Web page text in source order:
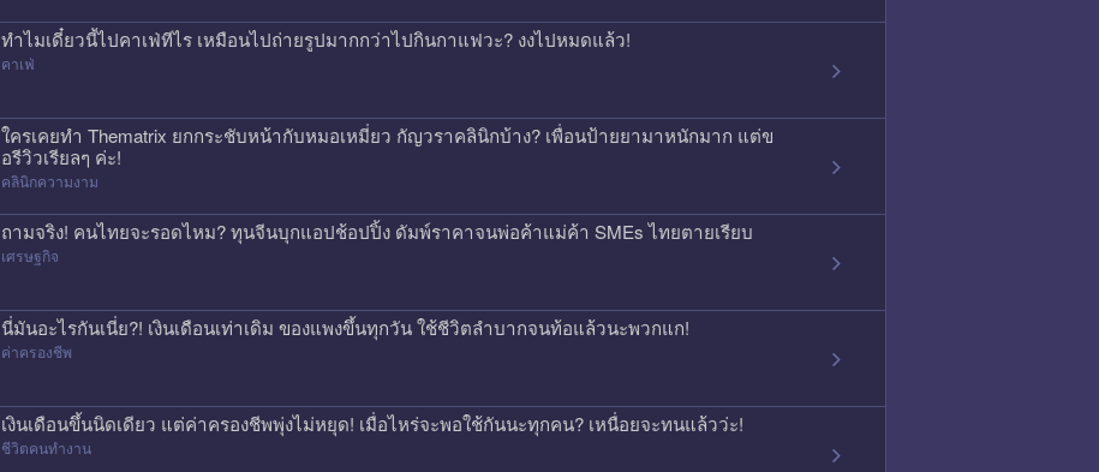
ทำไมเดี๋ยวนี้ไปคาเฟ่ทีไร เหมือนไปถ่ายรูปมากกว่าไปกินกาแฟวะ? งงไปหมดแล้ว!
คาเฟ่
ใครเคยทำ Thematrix ยกกระชับหน้ากับหมอเหมี่ยว กัญวราคลินิกบ้าง? เพื่อนป้ายยามาหนักมาก แต่ข
อรีวิวเรียลๆ ค่ะ!
คลินิกความงาม
ถามจริง! คนไทยจะรอดไหม? ทุนจีนบุกแอปช้อปปิ้ง ดัมพ์ราคาจนพ่อค้าแม่ค้า SMEs ไทยตายเรียบ
เศรษฐกิจ
นี่มันอะไรกันเนี่ย?! เงินเดือนเท่าเดิม ของแพงขึ้นทุกวัน ใช้ชีวิตลำบากจนท้อแล้วนะพวกแก!
ค่าครองชีพ
เงินเดือนขึ้นนิดเดียว แต่ค่าครองชีพพุ่งไม่หยุด! เมื่อไหร่จะพอใช้กันนะทุกคน? เหนื่อยจะทนแล้วว่ะ!
ชีวิตคนทำงาน